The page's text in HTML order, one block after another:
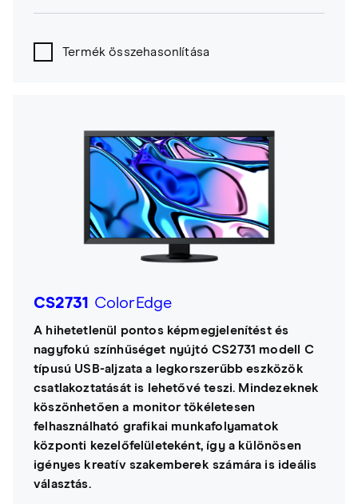
Termék összehasonlítása
CS2731 ColorEdge
A hihetetlenül pontos képmegjelenítést és
nagyfokú színhűséget nyújtó CS2731 modell C
típusú USB-aljzata a legkorszerűbb eszközök
csatlakoztatását is lehetővé teszi. Mindezeknek
köszönhetően a monitor tökéletesen
felhasználható grafikai munkafolyamatok
központi kezelőfelületeként, így a különösen
igényes kreatív szakemberek számára is ideális
választás.